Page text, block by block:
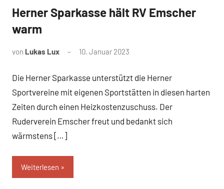
News
Herner Sparkasse hält RV Emscher
warm
von Lukas Lux 10. Januar 2023
Die Herner Sparkasse unterstützt die Herner
Sportvereine mit eigenen Sportstätten in diesen harten
Zeiten durch einen Heizkostenzuschuss. Der
Ruderverein Emscher freut und bedankt sich
wärmstens […]
Weiterlesen